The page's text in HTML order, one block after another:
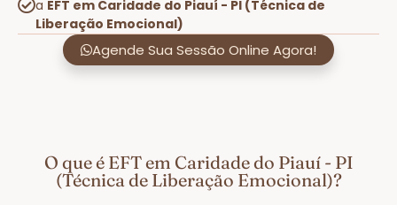
a EFT em Caridade do Piauí - PI (Técnica de
Liberação Emocional)
Agende Sua Sessão Online Agora!
O que é EFT em Caridade do Piauí - PI
(Técnica de Liberação Emocional)?